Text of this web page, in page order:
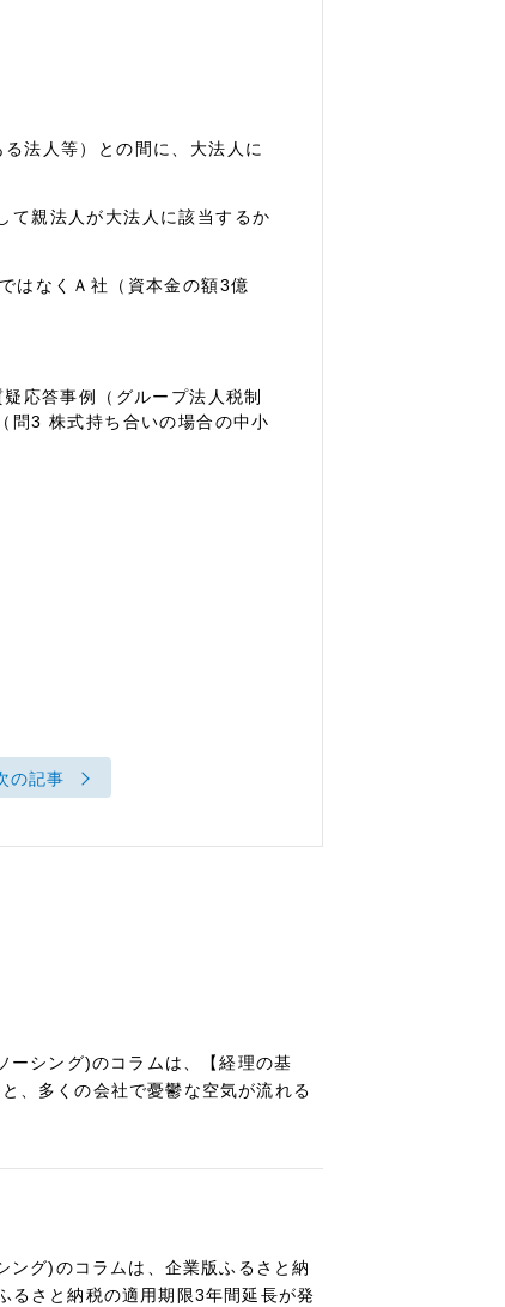
法人等）との間に、大法人に
親法人が大法人に該当するか
はなくＡ社（資本金の額3億
応答事例（グループ法人税制
問3 株式持ち合いの場合の中小
の記事
ーシング)のコラムは、【経理の基
、多くの会社で憂鬱な空気が流れる
ング)のコラムは、企業版ふるさと納
るさと納税の適用期限3年間延長が発